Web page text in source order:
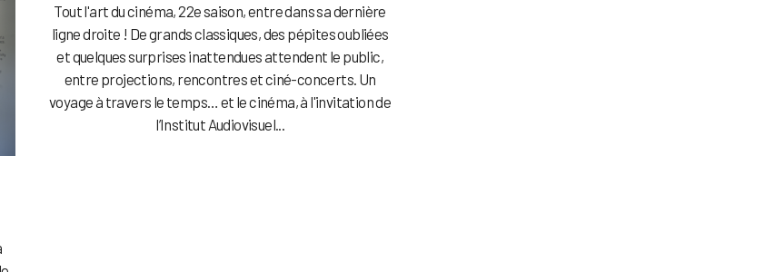
Tout l'art du cinéma, 22e saison, entre dans sa dernière
ligne droite ! De grands classiques, des pépites oubliées
et quelques surprises inattendues attendent le public,
entre projections, rencontres et ciné-concerts. Un
voyage à travers le temps… et le cinéma, à l'invitation de
l’Institut Audiovisuel...